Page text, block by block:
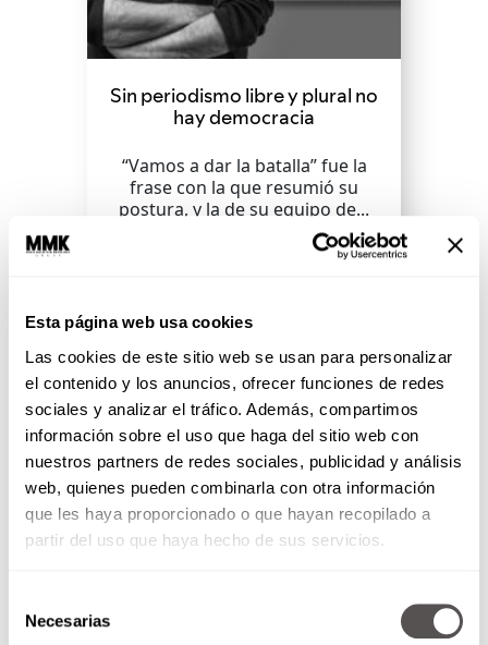
Esta página web usa cookies
Las cookies de este sitio web se usan para personalizar
el contenido y los anuncios, ofrecer funciones de redes
sociales y analizar el tráfico. Además, compartimos
información sobre el uso que haga del sitio web con
nuestros partners de redes sociales, publicidad y análisis
web, quienes pueden combinarla con otra información
que les haya proporcionado o que hayan recopilado a
partir del uso que haya hecho de sus servicios.
Necesarias
Sin periodismo libre y plural no
hay democracia
“Vamos a dar la batalla” fue la
frase con la que resumió su
postura, y la de su equipo de...